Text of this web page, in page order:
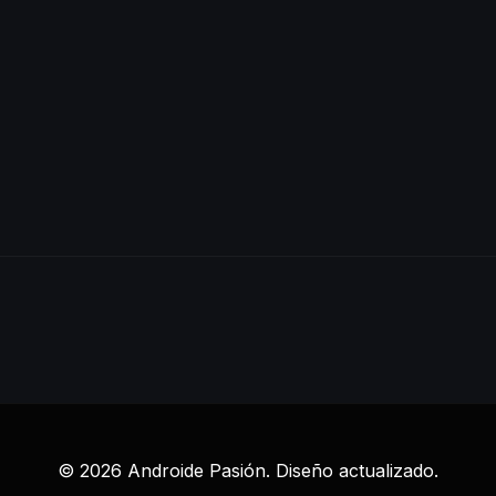
© 2026 Androide Pasión. Diseño actualizado.